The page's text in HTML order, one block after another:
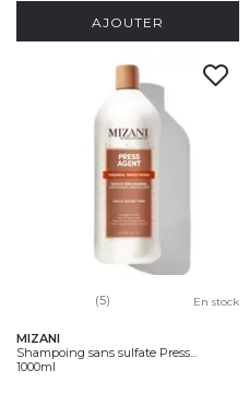
AJOUTER
(5) En stock
MIZANI
Shampoing sans sulfate Press...
1000ml